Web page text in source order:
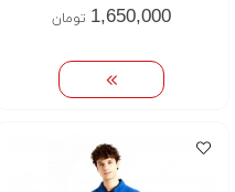
1,650,000 تومان